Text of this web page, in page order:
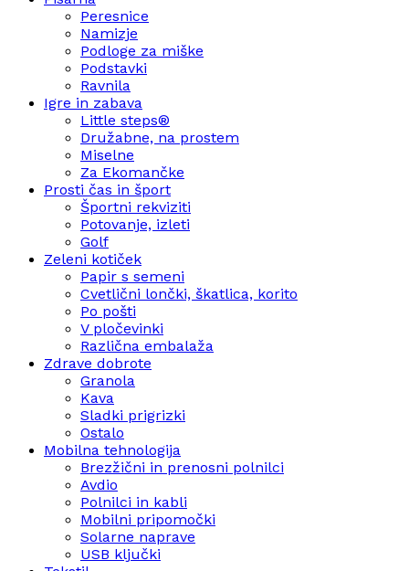
Peresnice
Namizje
Podloge za miške
Podstavki
Ravnila
Igre in zabava
Little steps®
Družabne, na prostem
Miselne
Za Ekomančke
Prosti čas in šport
Športni rekviziti
Potovanje, izleti
Golf
Zeleni kotiček
Papir s semeni
Cvetlični lončki, škatlica, korito
Po pošti
V pločevinki
Različna embalaža
Zdrave dobrote
Granola
Kava
Sladki prigrizki
Ostalo
Mobilna tehnologija
Brezžični in prenosni polnilci
Avdio
Polnilci in kabli
Mobilni pripomočki
Solarne naprave
USB ključki